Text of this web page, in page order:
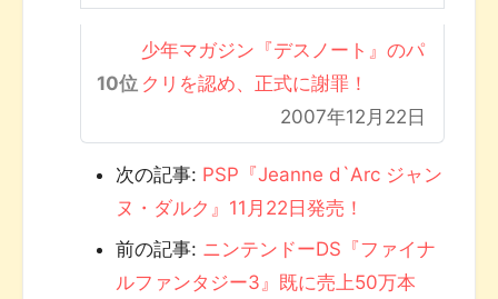
少年マガジン『デスノート』のパ
クリを認め、正式に謝罪！
2007年12月22日
次の記事: PSP『Jeanne d`Arc ジャン
ヌ・ダルク』11月22日発売！
前の記事: ニンテンドーDS『ファイナ
ルファンタジー3』既に売上50万本